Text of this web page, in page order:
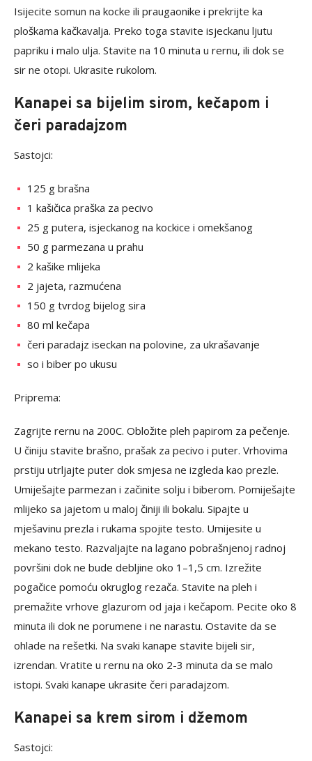
Isijecite somun na kocke ili praugaonike i prekrijte ka
ploškama kačkavalja. Preko toga stavite isjeckanu ljutu
papriku i malo ulja. Stavite na 10 minuta u rernu, ili dok se
sir ne otopi. Ukrasite rukolom.
Kanapei sa bijelim sirom, kečapom i
čeri paradajzom
Sastojci:
125 g brašna
1 kašičica praška za pecivo
25 g putera, isjeckanog na kockice i omekšanog
50 g parmezana u prahu
2 kašike mlijeka
2 jajeta, razmućena
150 g tvrdog bijelog sira
80 ml kečapa
čeri paradajz iseckan na polovine, za ukrašavanje
so i biber po ukusu
Priprema:
Zagrijte rernu na 200C. Obložite pleh papirom za pečenje.
U činiju stavite brašno, prašak za pecivo i puter. Vrhovima
prstiju utrljajte puter dok smjesa ne izgleda kao prezle.
Umiješajte parmezan i začinite solju i biberom. Pomiješajte
mlijeko sa jajetom u maloj činiji ili bokalu. Sipajte u
mješavinu prezla i rukama spojite testo. Umijesite u
mekano testo. Razvaljajte na lagano pobrašnjenoj radnoj
površini dok ne bude debljine oko 1–1,5 cm. Izrežite
pogačice pomoću okruglog rezača. Stavite na pleh i
premažite vrhove glazurom od jaja i kečapom. Pecite oko 8
minuta ili dok ne porumene i ne narastu. Ostavite da se
ohlade na rešetki. Na svaki kanape stavite bijeli sir,
izrendan. Vratite u rernu na oko 2-3 minuta da se malo
istopi. Svaki kanape ukrasite čeri paradajzom.
Kanapei sa krem sirom i džemom
Sastojci: